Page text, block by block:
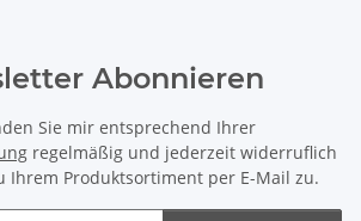
Abonnieren
Sie mir entsprechend Ihrer
regelmäßig und jederzeit widerruflich
Ihrem Produktsortiment per E-Mail zu.